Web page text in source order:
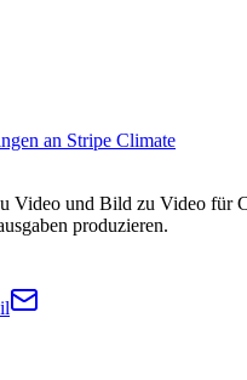
an Stripe Climate
Video und Bild zu Video für
produzieren.